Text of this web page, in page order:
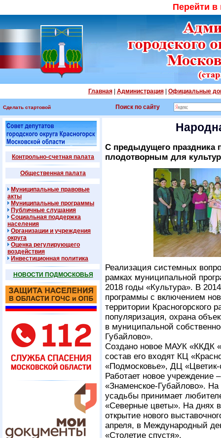
Перейти
Главная| Администрация| Официальные
Сделать стартовой Поиск по сайту
Контрольно-счетная палата
Общественная палата
Муниципальные правовые
акты
Муниципальные программы
Публичные слушания
Социальная поддержка
населения
Организации и учреждения
округа
Оценка регулирующего
воздействия
Инвестиционная политика
НОВОСТИ ПОДМОСКОВЬЯ
С предыдущего праздника
плодотворным для
Реализация системных
рамках муниципальной
2018 годы «Культура». В
программы с включением
территории Красногорского
популяризация, охрана
в муниципальной
Губайлово».
Создано новое МАУК «ККДК
состав его входят КЦ
«Подмосковье», ДЦ «Цветик-
Работает новое учреждение
«Знаменское-Губайлово».
усадьбы принимает
«Северные цветы». На днях
открытие нового
апреля, в Международный
«Столетие спустя».